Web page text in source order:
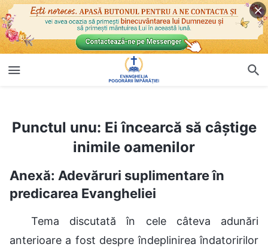
Punctul unu: Ei încearcă să câștige inimile oamenilor
Punctul unu: Ei încearcă să câștige
inimile oamenilor
Anexă: Adevăruri suplimentare în
predicarea Evangheliei
Tema discutată în cele câteva adunări
anterioare a fost despre îndeplinirea îndatoririlor